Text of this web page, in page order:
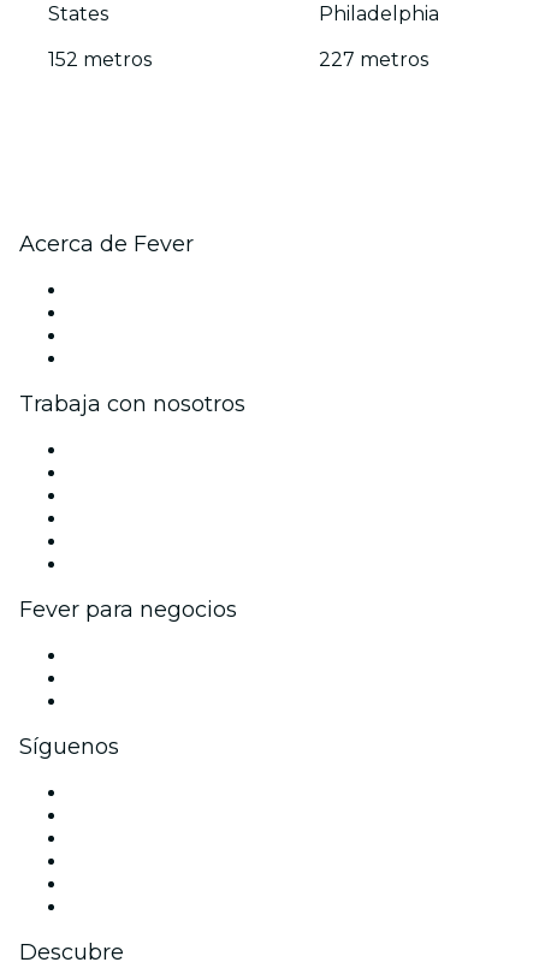
States
152 metros
Philadelphia
227 metros
Acerca de Fever
Trabaja con nosotros
Fever para negocios
Síguenos
Descubre